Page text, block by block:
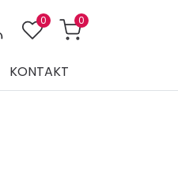
0 0
KONTAKT